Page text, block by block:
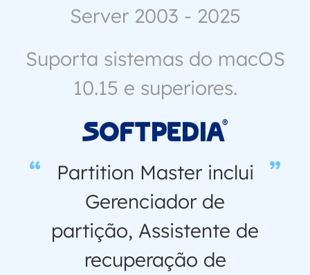
Server 2003 - 2025
Suporta sistemas do macOS
10.15 e superiores.

Partition Master inclui
Gerenciador de
partição, Assistente de
recuperação de